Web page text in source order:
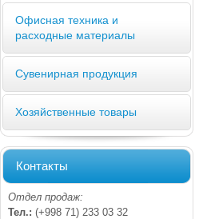
Офисная техника и
расходные материалы
Сувенирная продукция
Хозяйственные товары
Контакты
Отдел продаж:
Тел.: (+998 71) 233 03 32